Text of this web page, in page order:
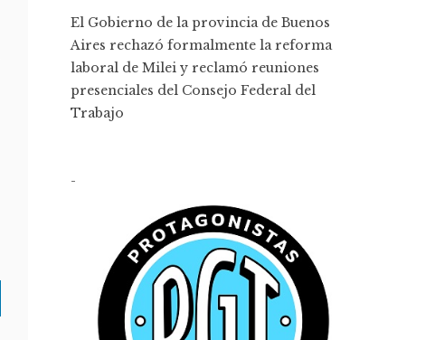
El Gobierno de la provincia de Buenos
Aires rechazó formalmente la reforma
laboral de Milei y reclamó reuniones
presenciales del Consejo Federal del
Trabajo
-